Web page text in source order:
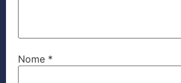
Nome *